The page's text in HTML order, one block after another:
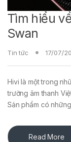
Tìm hiểu
Swan
Tin tức 17/07/
Hivi là một trong
trường âm thanh
Sản phẩm có những
Read More